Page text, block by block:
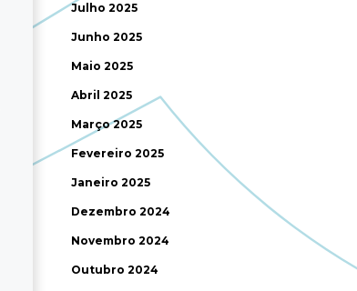
Julho 2025
Junho 2025
Maio 2025
Abril 2025
Março 2025
Fevereiro 2025
Janeiro 2025
Dezembro 2024
Novembro 2024
Outubro 2024